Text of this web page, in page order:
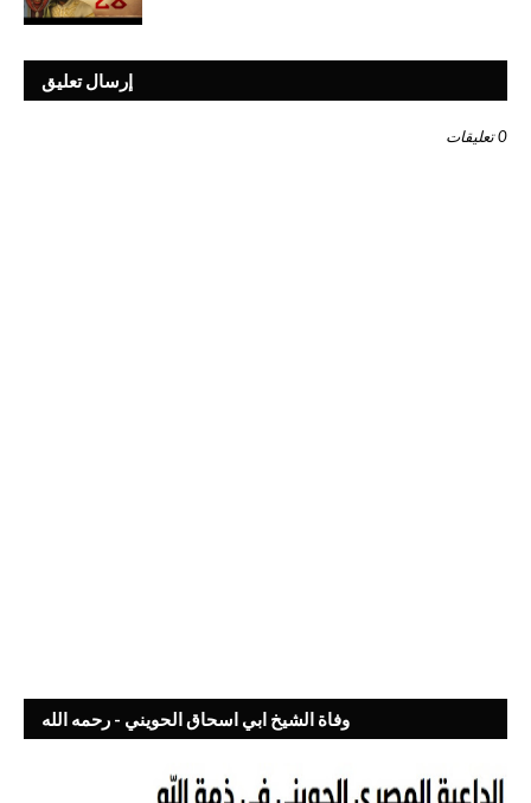
إرسال تعليق
0 تعليقات
وفاة الشيخ ابي اسحاق الحويني - رحمه الله